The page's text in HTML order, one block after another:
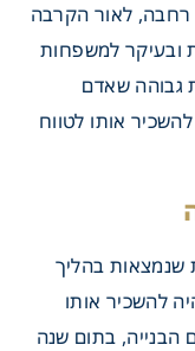
רחבה, לאור הקרבה
ובעיקר למשפחות
גבוהה שאדם
אותו לטווח
שנמצאות בהליך
להשכיר אותו
הבנייה, בתום שנה